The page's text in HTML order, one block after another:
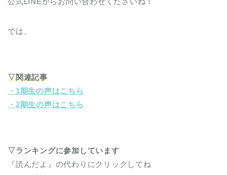
では。
▽関連記事
・1期生の声はこちら
・2期生の声はこちら
▽ランキングに参加しています
『読んだよ』の代わりにクリックしてね